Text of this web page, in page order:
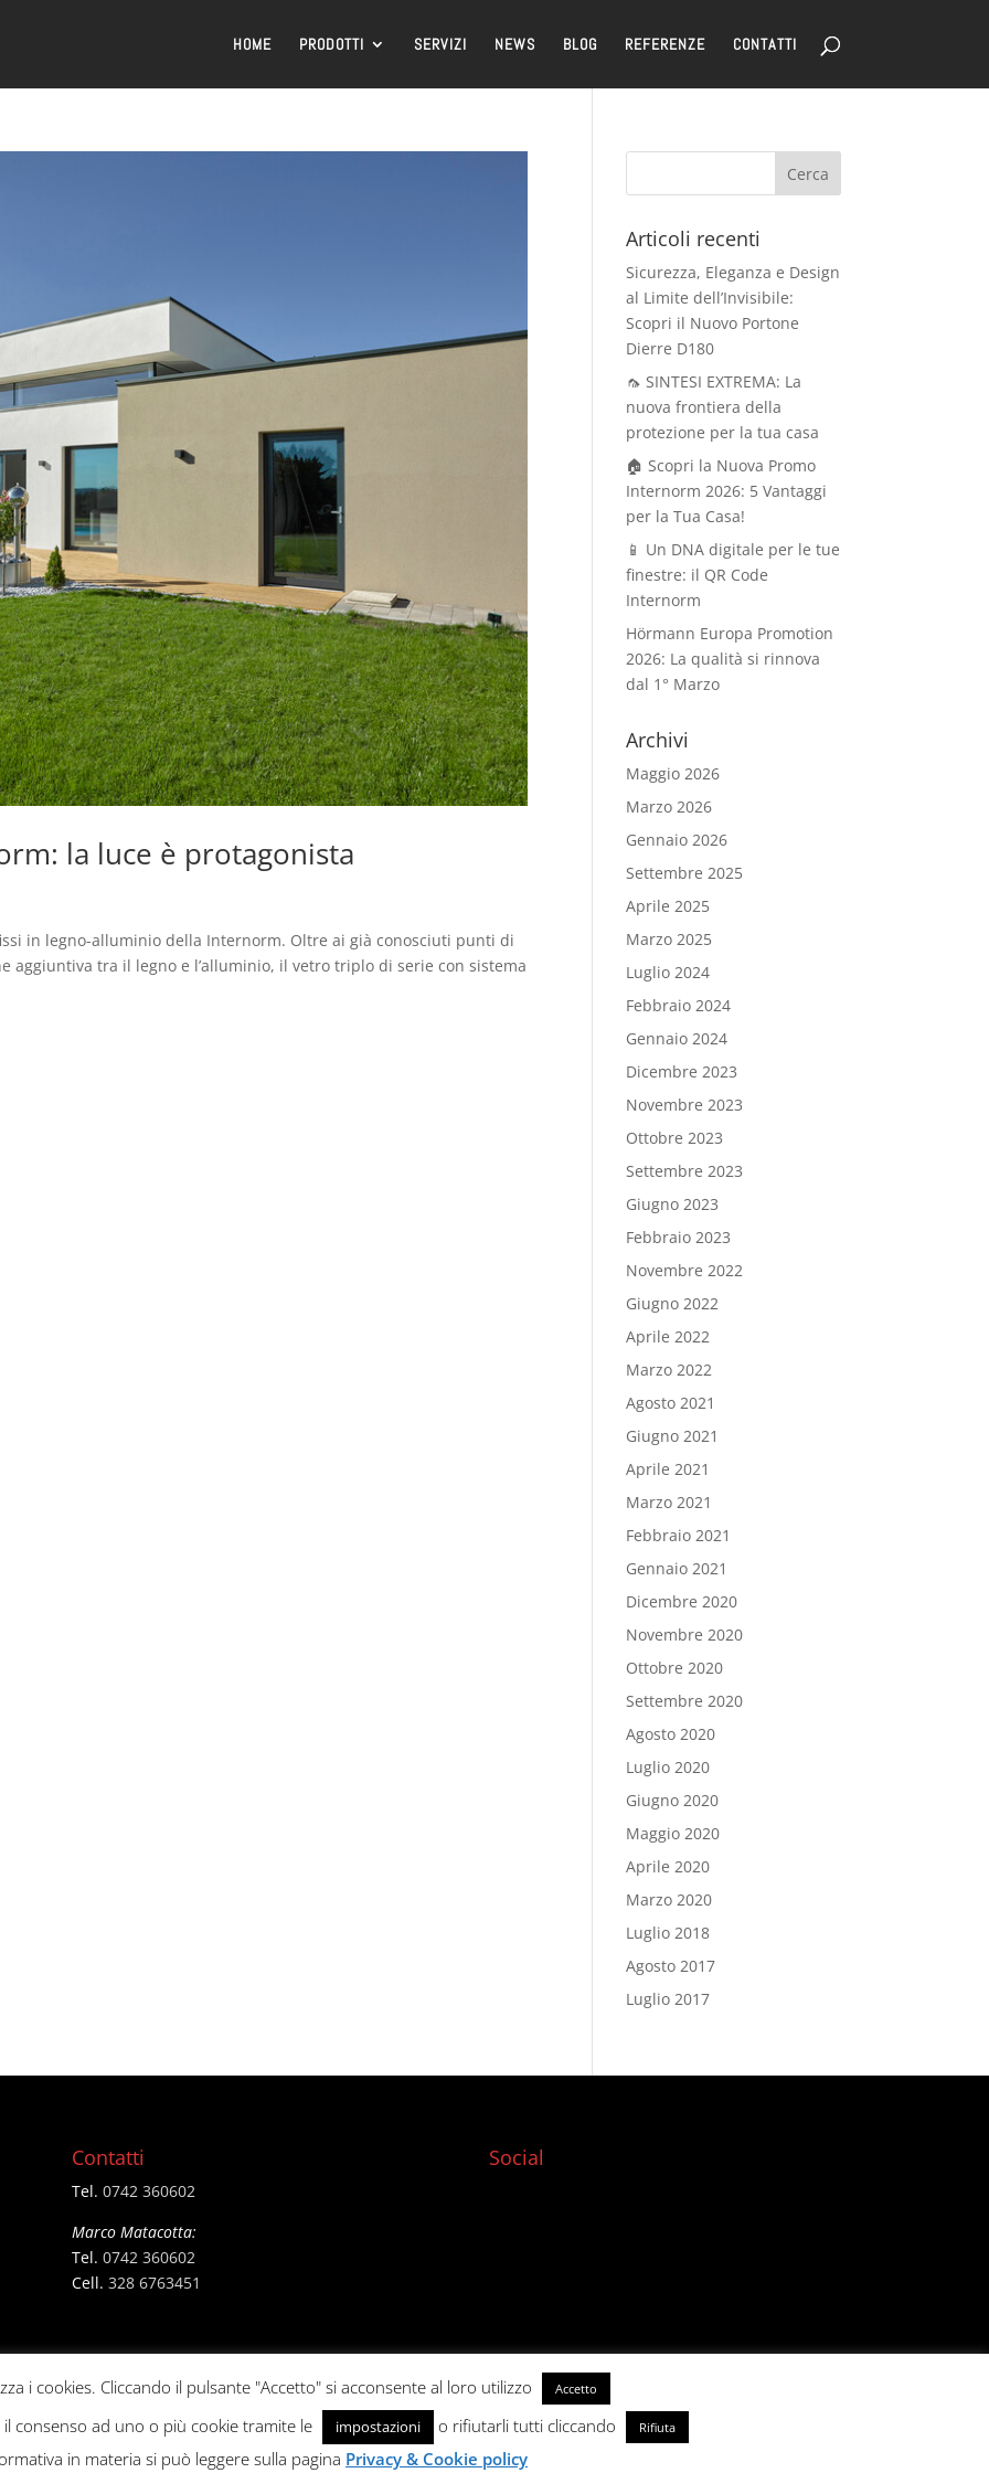
HOME PRODOTTI SERVIZI NEWS BLOG REFERENZE CONTATTI
la luce è protagonista
in legno-alluminio della Internorm. Oltre ai già conosciuti punti di
aggiuntiva tra il legno e l’alluminio, il vetro triplo di serie con sistema
Articoli recenti
Sicurezza, Eleganza e Design
al Limite dell’Invisibile:
Scopri il Nuovo Portone
Dierre D180
🦟 SINTESI EXTREMA: La
nuova frontiera della
protezione per la tua casa
🏠 Scopri la Nuova Promo
Internorm 2026: 5 Vantaggi
per la Tua Casa!
📱 Un DNA digitale per le tue
finestre: il QR Code
Internorm
Hörmann Europa Promotion
2026: La qualità si rinnova
dal 1° Marzo
Archivi
Maggio 2026
Marzo 2026
Gennaio 2026
Settembre 2025
Aprile 2025
Marzo 2025
Luglio 2024
Febbraio 2024
Gennaio 2024
Dicembre 2023
Novembre 2023
Ottobre 2023
Settembre 2023
Giugno 2023
Febbraio 2023
Novembre 2022
Giugno 2022
Aprile 2022
Marzo 2022
Agosto 2021
Giugno 2021
Aprile 2021
Marzo 2021
Febbraio 2021
Gennaio 2021
Dicembre 2020
Novembre 2020
Ottobre 2020
Settembre 2020
Agosto 2020
Luglio 2020
Giugno 2020
Maggio 2020
Aprile 2020
Marzo 2020
Luglio 2018
Agosto 2017
Luglio 2017
Contatti
Tel. 0742 360602
Marco Matacotta:
Tel. 0742 360602
Cell. 328 6763451
Social
i cookies. Cliccando il pulsante "Accetto" si acconsente al loro utilizzo Accetto
consenso ad uno o più cookie tramite le impostazioni o rifiutarli tutti cliccando Rifiuta
in materia si può leggere sulla pagina Privacy & Cookie policy